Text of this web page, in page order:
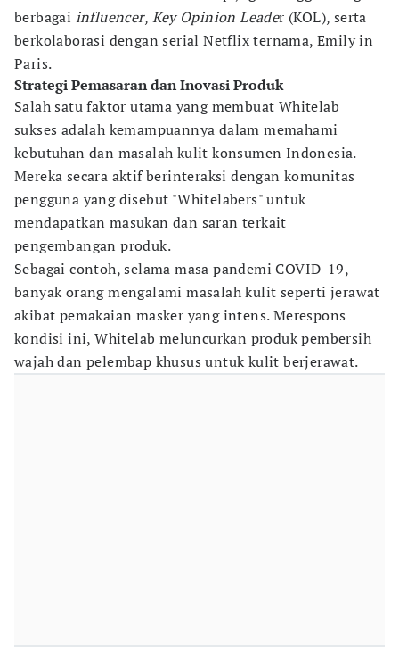
berbagai influencer, Key Opinion Leader (KOL), serta
berkolaborasi dengan serial Netflix ternama, Emily in
Paris.
Strategi Pemasaran dan Inovasi Produk
Salah satu faktor utama yang membuat Whitelab
sukses adalah kemampuannya dalam memahami
kebutuhan dan masalah kulit konsumen Indonesia.
Mereka secara aktif berinteraksi dengan komunitas
pengguna yang disebut "Whitelabers" untuk
mendapatkan masukan dan saran terkait
pengembangan produk.
Sebagai contoh, selama masa pandemi COVID-19,
banyak orang mengalami masalah kulit seperti jerawat
akibat pemakaian masker yang intens. Merespons
kondisi ini, Whitelab meluncurkan produk pembersih
wajah dan pelembap khusus untuk kulit berjerawat.